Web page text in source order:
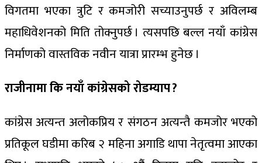
विगतमा भएका त्रुटि र कमजोरी सच्याउनुपर्छ र अविलम्ब
महाधिवेशनको मिति तोक्नुपर्छ । त्यसपछि बल्ल नयाँ कांग्रेस
निर्माणको वास्तविक नवीन यात्रा प्रारम्भ हुनेछ ।
राजीनामा कि नयाँ कांग्रेसको रोडम्याप ?
कांग्रेस अत्यन्त अलोकप्रिय र संगठन अत्यन्तै कमजोर भएको
प्रतिकूल घडीमा करिब २ महिना अगाडि थापा नेतृत्वमा आएका